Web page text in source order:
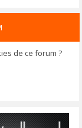
de ce forum ?